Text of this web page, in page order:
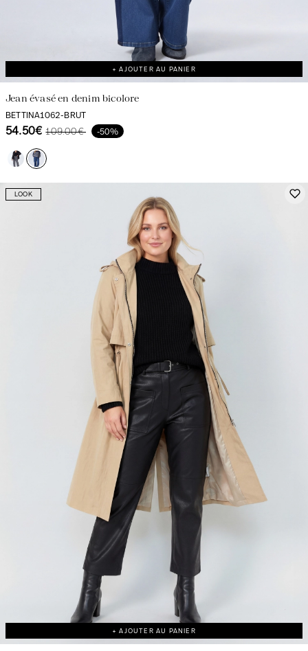
+ AJOUTER AU PANIER
Jean évasé en denim bicolore
BETTINA1062-BRUT
54.50€ 109.00€ -50%
LOOK
+ AJOUTER AU PANIER